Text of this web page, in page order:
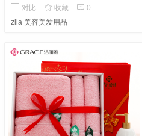
和消声器组成， 并包括连杆、指圈、剪
尾、螺丝垫片、轴承、塑料垫片、定位
对比  收藏  0
zila 美容美发用品